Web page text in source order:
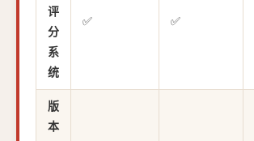
评
分
系
统
✅ ✅
版
本